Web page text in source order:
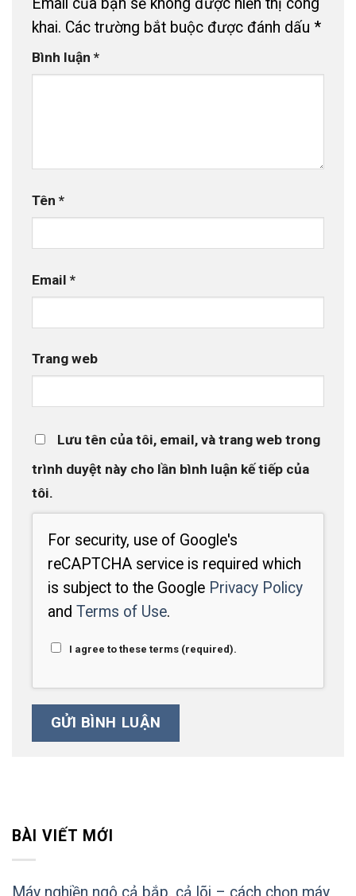
khai. Các trường bắt buộc được đánh dấu *
Bình luận *
Tên *
Email *
Trang web
Lưu tên của tôi, email, và trang web trong
trình duyệt này cho lần bình luận kế tiếp của
tôi.
For security, use of Google's
reCAPTCHA service is required which
is subject to the Google Privacy Policy
andTerms of Use.
I agree to these terms (required).
BÀI VIẾT MỚI